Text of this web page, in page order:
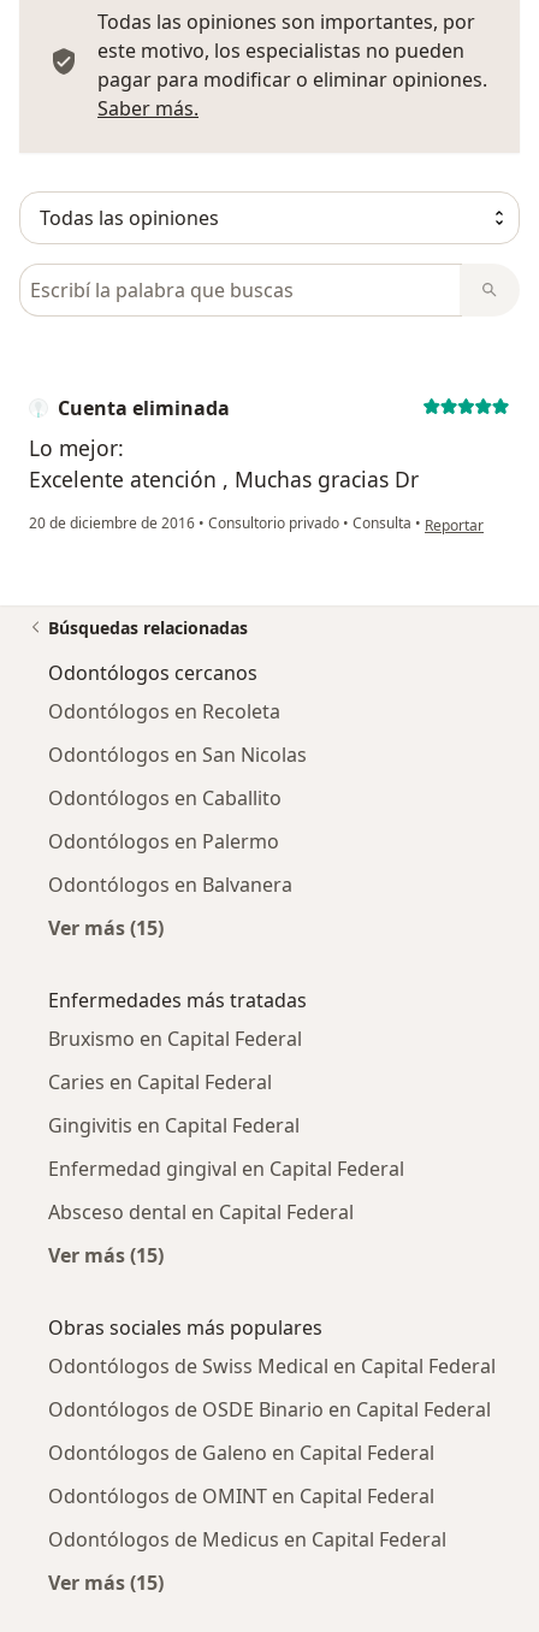
Todas las opiniones son importantes, por
este motivo, los especialistas no pueden
pagar para modificar o eliminar opiniones.
Saber más.
Busca en opiniones
Cuenta eliminada
Lo mejor:
Excelente atención , Muchas gracias Dr
20 de diciembre de 2016 • Consultorio privado • Consulta • en opinión del
Reportar
Búsquedas relacionadas
Odontólogos cercanos
Odontólogos en Recoleta
Odontólogos en San Nicolas
Odontólogos en Caballito
Odontólogos en Palermo
Odontólogos en Balvanera
Ver más (15)
Enfermedades más tratadas
Bruxismo en Capital Federal
Caries en Capital Federal
Gingivitis en Capital Federal
Enfermedad gingival en Capital Federal
Absceso dental en Capital Federal
Ver más (15)
Obras sociales más populares
Odontólogos de Swiss Medical en Capital Federal
Odontólogos de OSDE Binario en Capital Federal
Odontólogos de Galeno en Capital Federal
Odontólogos de OMINT en Capital Federal
Odontólogos de Medicus en Capital Federal
Ver más (15)